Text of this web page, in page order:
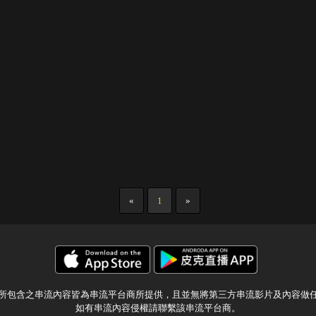
« 1 »
包含之串流內容皆為串流平台商所提供，且並無將第三方串流影片及內容做
如有串流內容侵權請聯繫該串流平台商。